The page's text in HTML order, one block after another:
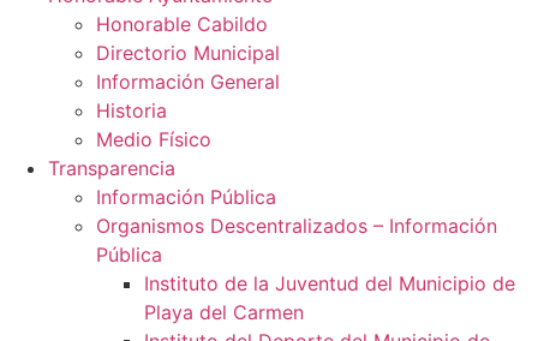
Honorable Cabildo
Directorio Municipal
Información General
Historia
Medio Físico
Transparencia
Información Pública
Organismos Descentralizados – Información
Pública
Instituto de la Juventud del Municipio de
Playa del Carmen